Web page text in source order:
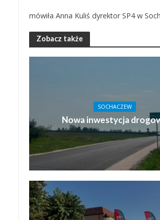
mówiła Anna Kuliś dyrektor SP4 w
Zobacz także
SOCHACZEW
Nowa inwestycja